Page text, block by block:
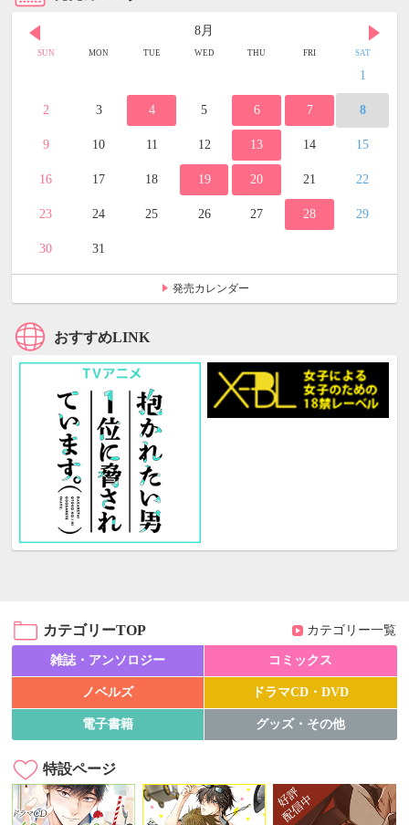
8月
SUN MON TUE WED THU FRI SAT
1
2 3 4 5 6 7 8
9 10 11 12 13 14 15
16 17 18 19 20 21 22
23 24 25 26 27 28 29
30 31
発売カレンダー
おすすめLINK
カテゴリーTOP カテゴリー一覧
雑誌・アンソロジー コミックス
ノベルズ ドラマCD・DVD
電子書籍 グッズ・その他
特設ページ